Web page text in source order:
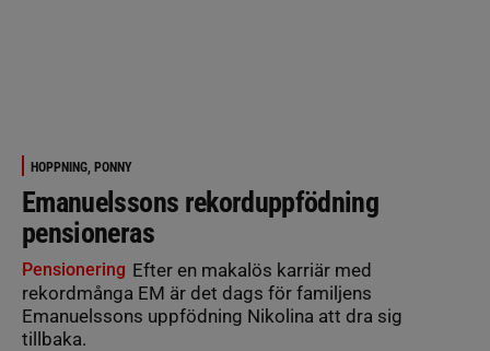
HOPPNING, PONNY
Emanuelssons rekorduppfödning
pensioneras
Pensionering Efter en makalös karriär med
rekordmånga EM är det dags för familjens
Emanuelssons uppfödning Nikolina att dra sig
tillbaka.